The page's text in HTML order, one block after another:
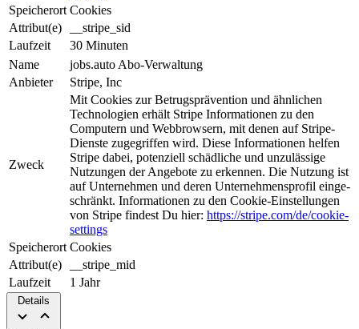
Speicherort Cookies
Attribut(e)
__stripe_sid
Laufzeit
30 Minuten
Name
jobs.auto Abo-Verwaltung
Anbieter
Stripe, Inc
Zweck
Mit Cookies zur Be­trugs­prä­ven­tion und ähnlichen
Tech­nologien erhält Stripe Informationen zu den
Computern und Web­brow­sern, mit denen auf Stripe-
Dienste zugegriffen wird. Diese Informationen helfen
Stripe da­bei, potenziell schädliche und unzulässige
Nutzungen der An­ge­bo­te zu erkennen. Die Nut­zung ist
auf Unternehmen und deren Unternehmensprofil ein­ge­
schrän­kt. Informationen zu den Cookie-Einstellungen
von Stripe findest Du hier: https://stripe.com/de/cookie-
settings
Speicherort Cookies
Attribut(e)
__stripe_mid
Laufzeit
1 Jahr
Details